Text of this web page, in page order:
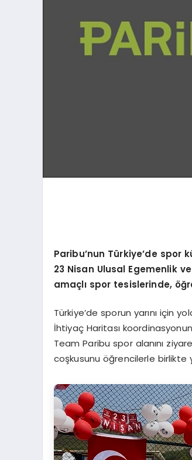
Paribu’nun Türkiye’de spor
23 Nisan Ulusal Egemenlik
amaçlı spor tesislerinde,
Türkiye’de sporun yarını için
İhtiyaç Haritası
Team Paribu spor alanını
coşkusunu öğrencilerle birlikte